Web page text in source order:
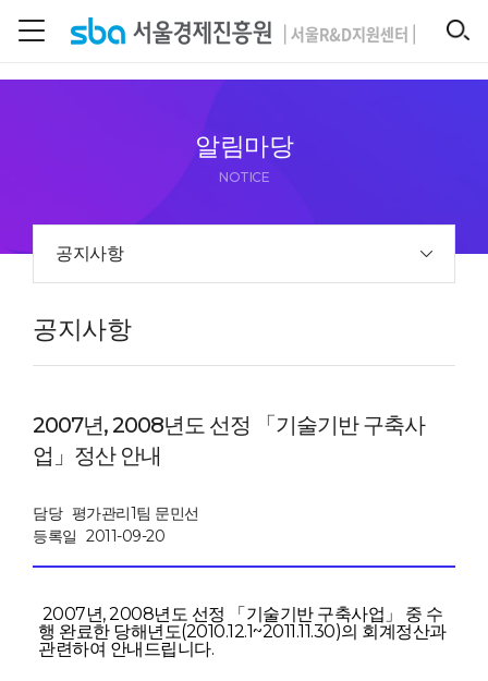
알림마당
NOTICE
공지사항
공지사항
2007년, 2008년도 선정 「기술기반 구축사
업」정산 안내
담당 평가관리1팀 문민선
등록일 2011-09-20
2007년, 2008년도 선정 「기술기반 구축사업」 중 수
행 완료한 당해년도(2010.12.1~2011.11.30)의 회계정산과
관련하여 안내드립니다.